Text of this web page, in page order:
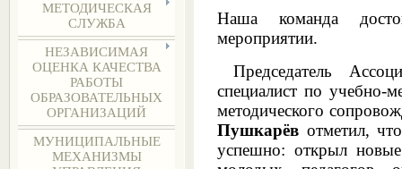
МЕТОДИЧЕСКАЯ
СЛУЖБА
НЕЗАВИСИМАЯ
ОЦЕНКА КАЧЕСТВА
РАБОТЫ
ОБРАЗОВАТЕЛЬНЫХ
ОРГАНИЗАЦИЙ
МУНИЦИПАЛЬНЫЕ
МЕХАНИЗМЫ
Наша команда
мероприятии.
Председатель
специалист по учебно-
методического
Пушкарёвотметил,
успешно: открыл